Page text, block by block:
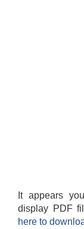
It appears
display PDF
here to